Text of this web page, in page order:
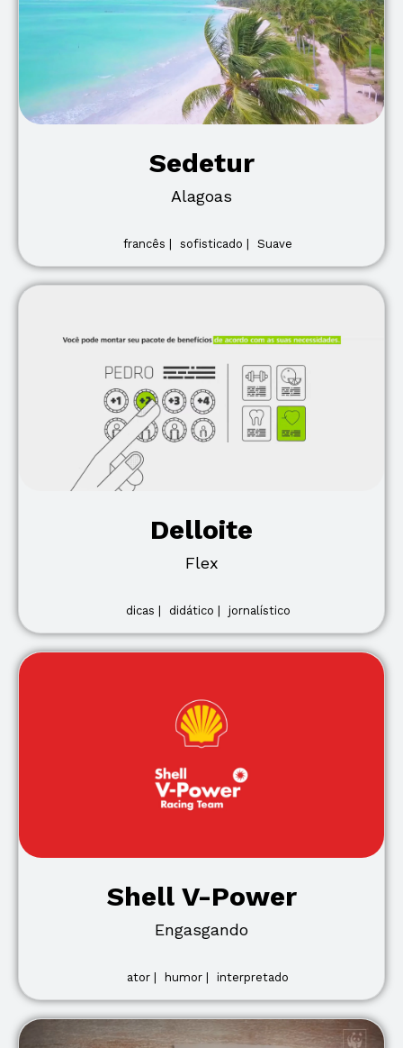
Sedetur
Alagoas
francês | sofisticado | Suave
Delloite
Flex
dicas | didático | jornalístico
Shell V-Power
Engasgando
ator | humor | interpretado